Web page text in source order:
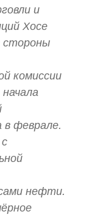
и
Хосе
стороны
комиссии
феврале.
нефти.